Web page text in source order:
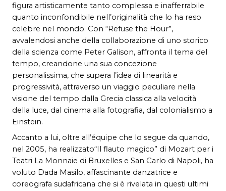
figura artisticamente tanto complessa e inafferrabile
quanto inconfondibile nell’originalità che lo ha reso
celebre nel mondo. Con “Refuse the Hour”,
avvalendosi anche della collaborazione di uno storico
della scienza come Peter Galison, affronta il tema del
tempo, creandone una sua concezione
personalissima, che supera l’idea di linearità e
progressività, attraverso un viaggio peculiare nella
visione del tempo dalla Grecia classica alla velocità
della luce, dal cinema alla fotografia, dal colonialismo a
Einstein.
Accanto a lui, oltre all’équipe che lo segue da quando,
nel 2005, ha realizzato“Il flauto magico” di Mozart per i
Teatri La Monnaie di Bruxelles e San Carlo di Napoli, ha
voluto Dada Masilo, affascinante danzatrice e
coreografa sudafricana che si è rivelata in questi ultimi